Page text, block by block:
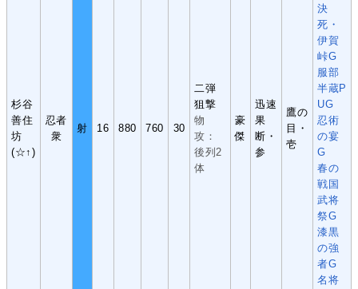
杉谷
善住
坊
(☆↑)
忍者
衆
射 16 880 760 30
二弾
狙撃
物
攻：
後列2
体
豪
傑
迅速
果
断・
参
鷹の
目・
壱
決
死・
伊賀
峠G
服部
半蔵P
UG
忍術
の宴
G
春の
戦国
武将
祭G
漆黒
の強
者G
名将